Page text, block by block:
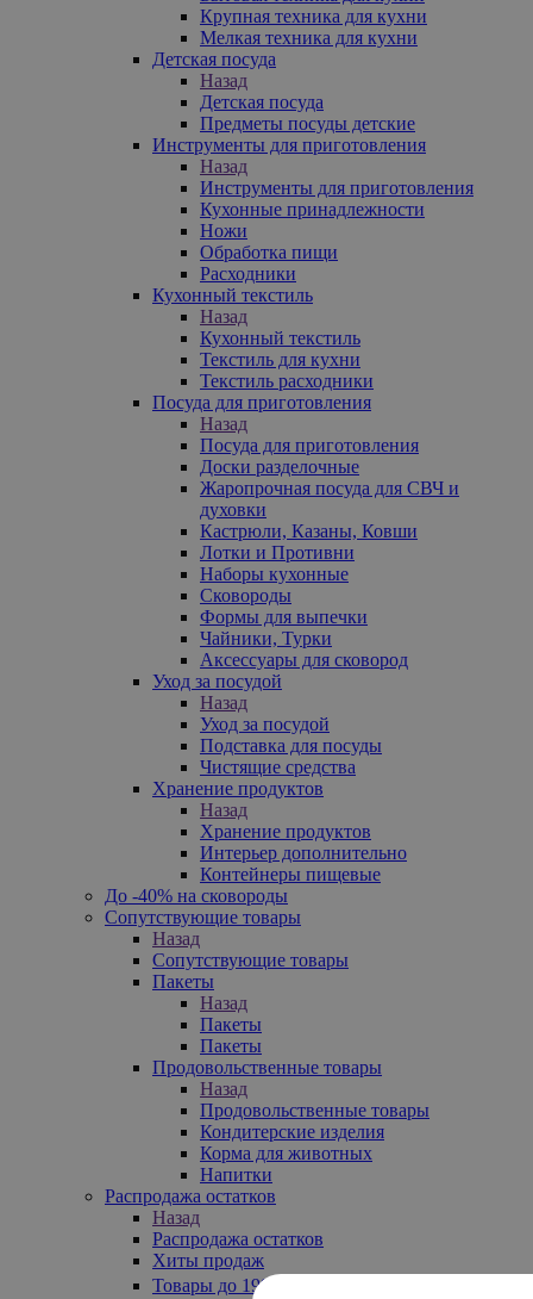
Крупная техника для кухни
Мелкая техника для кухни
Детская посуда
Назад
Детская посуда
Предметы посуды детские
Инструменты для приготовления
Назад
Инструменты для приготовления
Кухонные принадлежности
Ножи
Обработка пищи
Расходники
Кухонный текстиль
Назад
Кухонный текстиль
Текстиль для кухни
Текстиль расходники
Посуда для приготовления
Назад
Посуда для приготовления
Доски разделочные
Жаропрочная посуда для СВЧ и
духовки
Кастрюли, Казаны, Ковши
Лотки и Противни
Наборы кухонные
Сковороды
Формы для выпечки
Чайники, Турки
Аксессуары для сковород
Уход за посудой
Назад
Уход за посудой
Подставка для посуды
Чистящие средства
Хранение продуктов
Назад
Хранение продуктов
Интерьер дополнительно
Контейнеры пищевые
До -40% на сковороды
Сопутствующие товары
Назад
Сопутствующие товары
Пакеты
Назад
Пакеты
Пакеты
Продовольственные товары
Назад
Продовольственные товары
Кондитерские изделия
Корма для животных
Напитки
Распродажа остатков
Назад
Распродажа остатков
Хиты продаж
Товары до 199₽